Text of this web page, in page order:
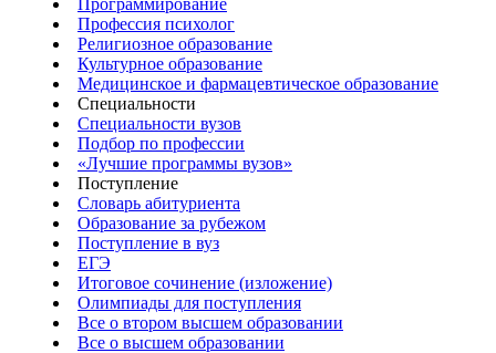
Профессия психолог
Религиозное образование
Культурное образование
Медицинское и фармацевтическое образование
Специальности
Специальности вузов
Подбор по профессии
«Лучшие программы вузов»
Поступление
Словарь абитуриента
Образование за рубежом
Поступление в вуз
ЕГЭ
Итоговое сочинение (изложение)
Олимпиады для поступления
Все о втором высшем образовании
Все о высшем образовании